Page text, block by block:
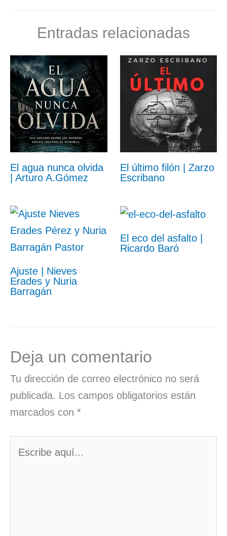
Entradas relacionadas
El agua nunca olvida
| Arturo A.Gómez
El último filón | Zarzo
Escribano
Ajuste | Nieves
Erades y Nuria
Barragán
El eco del asfalto |
Ricardo Baró
Deja un comentario
Tu dirección de correo electrónico no será
publicada. Los campos obligatorios están
marcados con *